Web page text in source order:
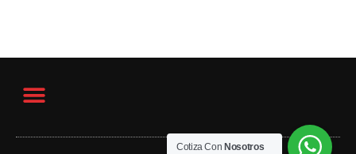
Cotiza Con Nosotros